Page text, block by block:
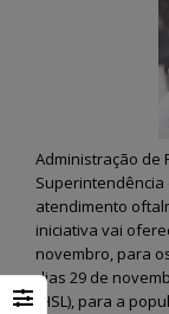
Administração de
Superintendência
atendimento
iniciativa vai
novembro, para
dias 29 de
(HSL), para a